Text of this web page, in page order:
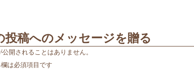
投稿へのメッセージを贈る
開されることはありません。
は必須項目です